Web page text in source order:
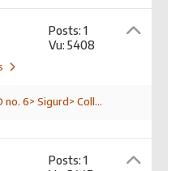
Posts: 1
Vu: 5408
6> Sigurd> Coll...
Posts: 1